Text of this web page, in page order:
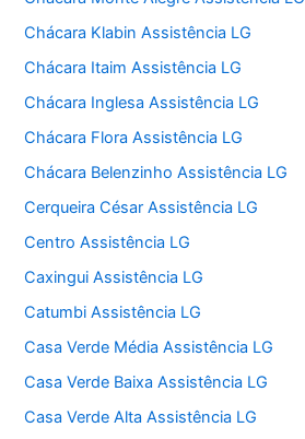
Chácara Klabin Assistência LG
Chácara Itaim Assistência LG
Chácara Inglesa Assistência LG
Chácara Flora Assistência LG
Chácara Belenzinho Assistência LG
Cerqueira César Assistência LG
Centro Assistência LG
Caxingui Assistência LG
Catumbi Assistência LG
Casa Verde Média Assistência LG
Casa Verde Baixa Assistência LG
Casa Verde Alta Assistência LG